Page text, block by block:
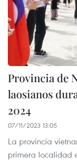
Provincia de
laosianos
2024
07/11/2023 13:05
La provincia
primera localidad